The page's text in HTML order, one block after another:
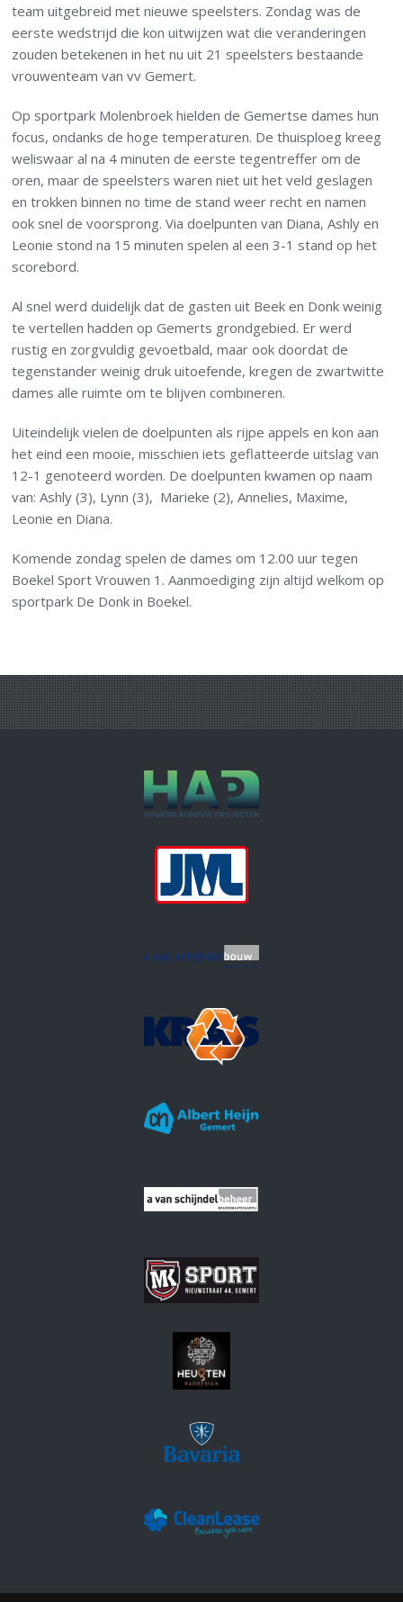
team uitgebreid met nieuwe speelsters. Zondag was de
eerste wedstrijd die kon uitwijzen wat die veranderingen
zouden betekenen in het nu uit 21 speelsters bestaande
vrouwenteam van vv Gemert.
Op sportpark Molenbroek hielden de Gemertse dames hun
focus, ondanks de hoge temperaturen. De thuisploeg kreeg
weliswaar al na 4 minuten de eerste tegentreffer om de
oren, maar de speelsters waren niet uit het veld geslagen
en trokken binnen no time de stand weer recht en namen
ook snel de voorsprong. Via doelpunten van Diana, Ashly en
Leonie stond na 15 minuten spelen al een 3-1 stand op het
scorebord.
Al snel werd duidelijk dat de gasten uit Beek en Donk weinig
te vertellen hadden op Gemerts grondgebied. Er werd
rustig en zorgvuldig gevoetbald, maar ook doordat de
tegenstander weinig druk uitoefende, kregen de zwartwitte
dames alle ruimte om te blijven combineren.
Uiteindelijk vielen de doelpunten als rijpe appels en kon aan
het eind een mooie, misschien iets geflatteerde uitslag van
12-1 genoteerd worden. De doelpunten kwamen op naam
van: Ashly (3), Lynn (3), Marieke (2), Annelies, Maxime,
Leonie en Diana.
Komende zondag spelen de dames om 12.00 uur tegen
Boekel Sport Vrouwen 1. Aanmoediging zijn altijd welkom op
sportpark De Donk in Boekel.